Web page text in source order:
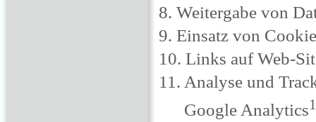
8. Weitergabe von
9. Einsatz von
10. Links auf Web-
11. Analyse und
Google Analytics1